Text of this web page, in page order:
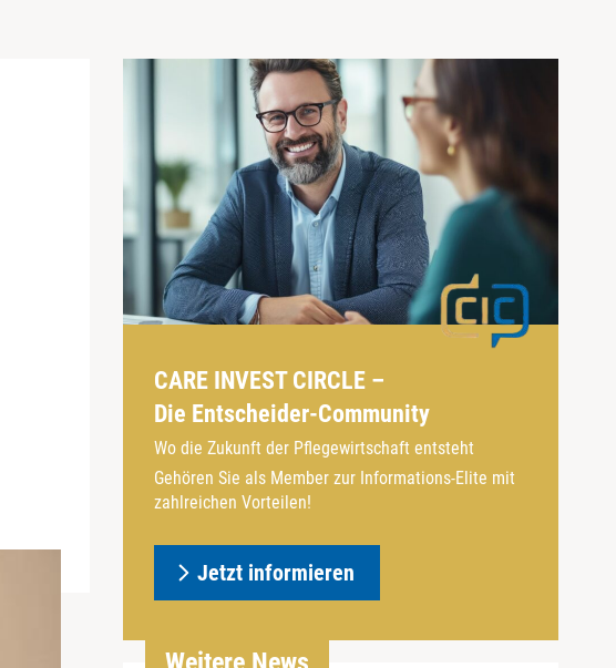
CARE INVEST CIRCLE –
Die Entscheider-Community
Wo die Zukunft der Pflegewirtschaft entsteht
Gehören Sie als Member zur Informations-Elite mit
zahlreichen Vorteilen!
Jetzt informieren